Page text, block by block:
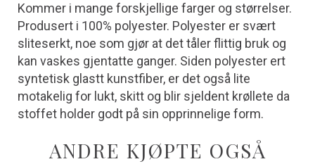
Kommer i mange forskjellige farger og størrelser.
Produsert i 100% polyester. Polyester er svært
sliteserkt, noe som gjør at det tåler flittig bruk og
kan vaskes gjentatte ganger. Siden polyester ert
syntetisk glastt kunstfiber, er det også lite
motakelig for lukt, skitt og blir sjeldent krøllete da
stoffet holder godt på sin opprinnelige form.
ANDRE KJØPTE OGSÅ